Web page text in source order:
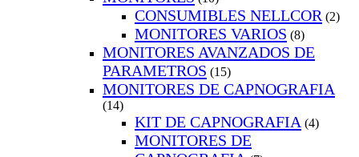
CONSUMIBLES NELLCOR (2)
MONITORES VARIOS (8)
MONITORES AVANZADOS DE
PARAMETROS (15)
MONITORES DE CAPNOGRAFIA
(14)
KIT DE CAPNOGRAFIA (4)
MONITORES DE